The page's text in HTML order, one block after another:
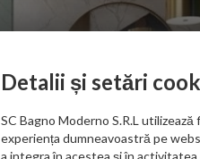
Detalii și setări
SC Bagno Moderno S.R.L
experiența dumneavoastră pe